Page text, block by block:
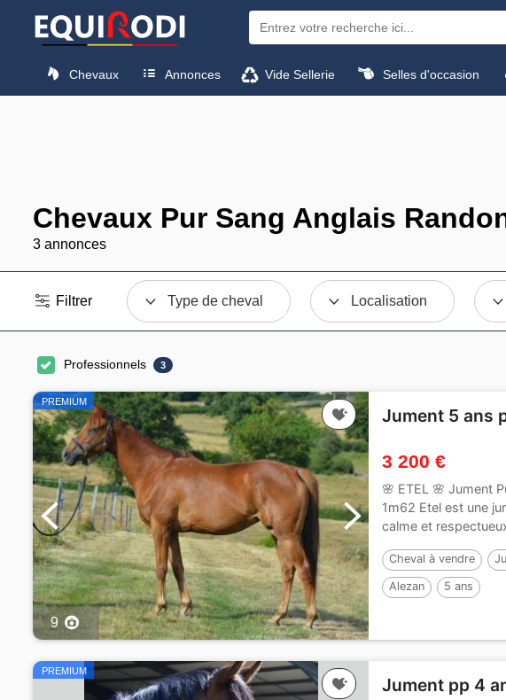
Chevaux Annonces Vide Sellerie Selles d'occasion
Chevaux Pur Sang Anglais
3 annonces
Filtrer Type de cheval Localisation
Professionnels 3
PREMIUM
9
Jument 5 ans
3 200 €
🌸 ETEL 🌸 Jument
1m62 Etel est une
calme et
Cheval à vendre
Alezan 5 ans
PREMIUM
Jument pp 4